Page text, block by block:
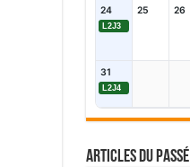
24
L2J3
25 26
31
L2J4
Articles du passé